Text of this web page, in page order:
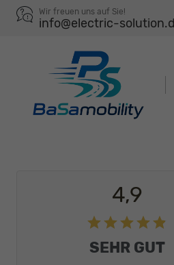
Wir freuen uns auf Sie!
info@electric-
4,9
SEHR GUT